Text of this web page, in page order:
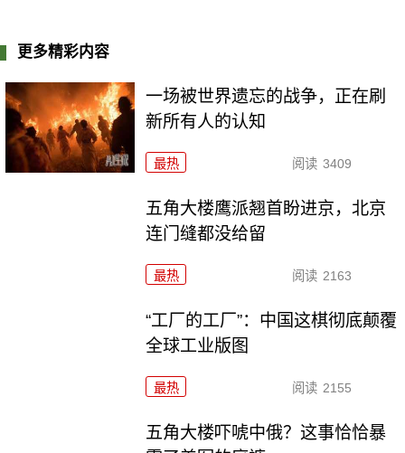
更多精彩内容
一场被世界遗忘的战争，正在刷
新所有人的认知
最热 阅读 3409
五角大楼鹰派翘首盼进京，北京
连门缝都没给留
最热 阅读 2163
“工厂的工厂”：中国这棋彻底颠覆
全球工业版图
最热 阅读 2155
五角大楼吓唬中俄？这事恰恰暴